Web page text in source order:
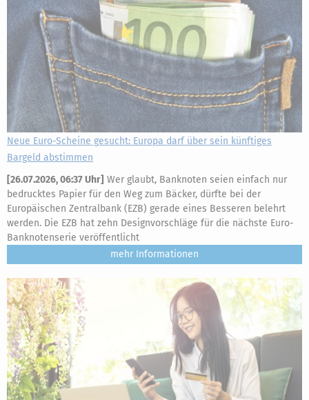
Neue Euro-Scheine gesucht: Europa darf über sein künftiges
Bargeld abstimmen
[26.07.2026, 06:37 Uhr] Wer glaubt, Banknoten seien einfach nur
bedrucktes Papier für den Weg zum Bäcker, dürfte bei der
Europäischen Zentralbank (EZB) gerade eines Besseren belehrt
werden. Die EZB hat zehn Designvorschläge für die nächste Euro-
Banknotenserie veröffentlicht
mehr